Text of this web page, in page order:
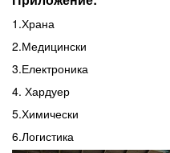
1.Храна
2.Медицински
3.Електроника
4. Хардуер
5.Химически
6.Логистика